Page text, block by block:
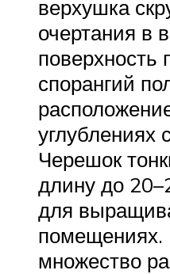
верхушка
очертания в
поверхность
спорангий
углублениях
Черешок
длину до
для
помещениях.
множество